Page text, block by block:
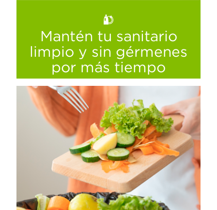
Mantén tu sanitario
limpio y sin gérmenes
por más tiempo